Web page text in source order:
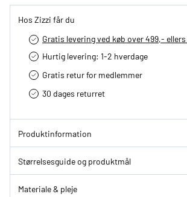
Hos Zizzi får du
Gratis levering ved køb over 499,-
Hurtig levering­: 1-2 hverdage
Gratis retur for medlemmer
30 dages returret
Produktinformation
Størrelsesguide og produktmål
Materiale & pleje